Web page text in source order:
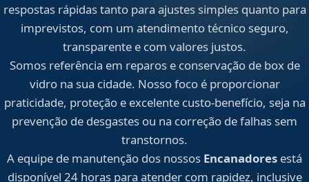
respostas rápidas tanto para ajustes simples quanto para
imprevistos, com um atendimento técnico seguro,
transparente e com valores justos.
Somos referência em reparos e conservação de box de
vidro na sua cidade. Nosso foco é proporcionar
praticidade, proteção e excelente custo-benefício, seja na
prevenção de desgastes ou na correção de falhas sem
transtornos.
A equipe de manutenção dos nossos Encanadores está
disponível 24 horas para atender com rapidez, inclusive